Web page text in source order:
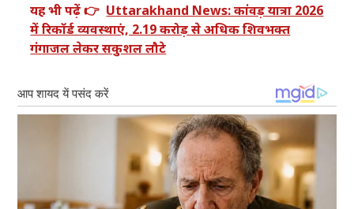
यह भी पढ़ें 👉 Uttarakhand News: कांवड़ यात्रा 2026
में रिकॉर्ड व्यवस्थाएं, 2.19 करोड़ से अधिक शिवभक्त
गंगाजल लेकर सकुशल लौटे